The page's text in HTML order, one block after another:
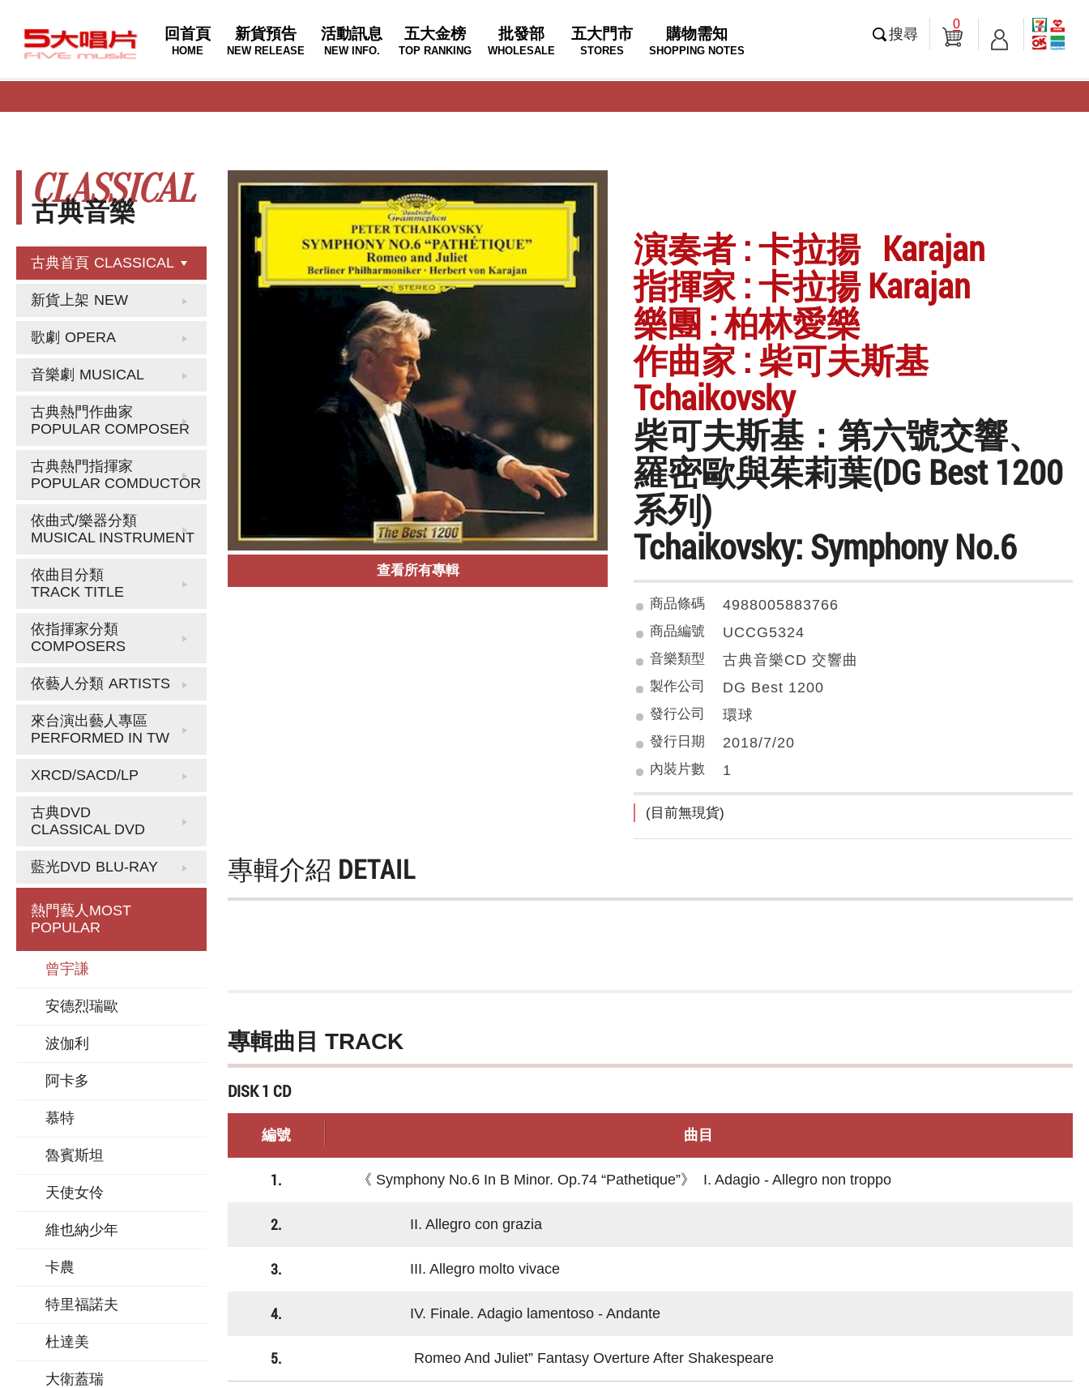
回首頁
HOME
新貨預告
NEW RELEASE
活動訊息
NEW INFO.
五大金榜
TOP RANKING
批發部
WHOLESALE
五大門市
STORES
購物需知
SHOPPING NOTES
搜尋
0
古典音樂
CLASSICAL
古典首頁 CLASSICAL
新貨上架 NEW
歌劇 OPERA
音樂劇 MUSICAL
古典熱門作曲家
POPULAR COMPOSER
古典熱門指揮家
POPULAR COMDUCTOR
依曲式/樂器分類
MUSICAL INSTRUMENT
依曲目分類
TRACK TITLE
依指揮家分類
COMPOSERS
依藝人分類 ARTISTS
來台演出藝人專區
PERFORMED IN TW
XRCD/SACD/LP
古典DVD
CLASSICAL DVD
藍光DVD BLU-RAY
熱門藝人 MOST
POPULAR
曾宇謙
安德烈瑞歐
波伽利
阿卡多
慕特
魯賓斯坦
天使女伶
維也納少年
卡農
特里福諾夫
杜達美
大衛蓋瑞
查看所有專輯
演奏者 : 卡拉揚 Karajan
指揮家 : 卡拉揚 Karajan
樂團 : 柏林愛樂
作曲家 : 柴可夫斯基
Tchaikovsky
柴可夫斯基：第六號交響、
羅密歐與茱莉葉(DG Best 1200
系列)
Tchaikovsky: Symphony No.6
商品條碼 4988005883766
商品編號 UCCG5324
音樂類型 古典音樂CD 交響曲
製作公司 DG Best 1200
發行公司 環球
發行日期 2018/7/20
內裝片數 1
(目前無現貨)
專輯介紹 DETAIL
專輯曲目 TRACK
DISK 1 CD
編號 曲目
1. 《 Symphony No.6 In B Minor. Op.74 “Pathetique”》 I. Adagio - Allegro non troppo
2. II. Allegro con grazia
3. III. Allegro molto vivace
4. IV. Finale. Adagio lamentoso - Andante
5. Romeo And Juliet” Fantasy Overture After Shakespeare